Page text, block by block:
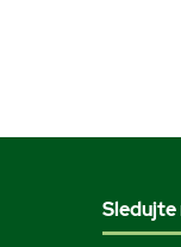
Sledujte